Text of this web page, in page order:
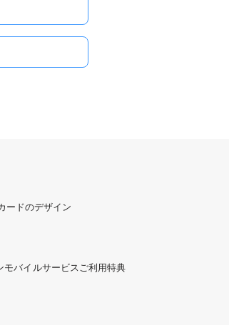
ードのデザイン
モバイルサービスご利用特典